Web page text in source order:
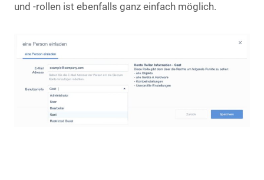
und -rollen ist ebenfalls ganz einfach möglich.